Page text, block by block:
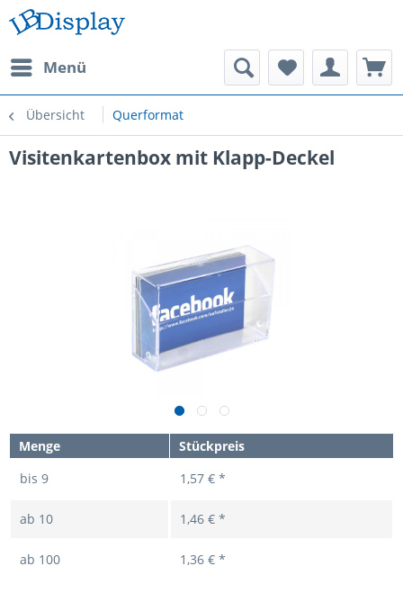
Menü
Übersicht Querformat
Visitenkartenbox mit Klapp-Deckel
Menge
Stückpreis
bis 9 1,57 € *
ab 10 1,46 € *
ab 100 1,36 € *